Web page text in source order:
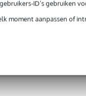
ID’s gebruiken
moment aanpassen of